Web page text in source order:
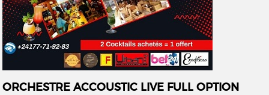
ORCHESTRE ACCOUSTIC LIVE FULL OPTION